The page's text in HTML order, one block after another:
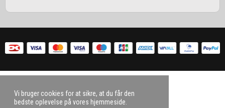
Vi bruger cookies for at sikre, at du får den
bedste oplevelse på vores hjemmeside.